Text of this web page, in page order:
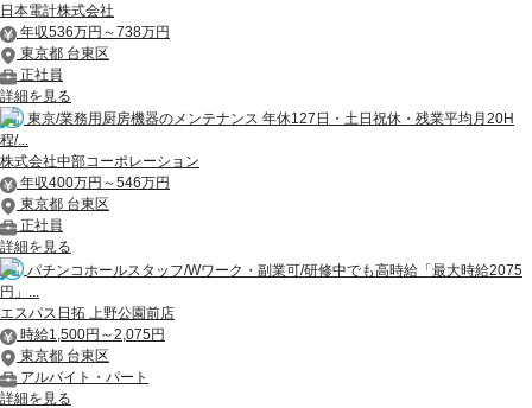
日本電計株式会社
年収536万円～738万円
東京都 台東区
正社員
詳細を見る
東京/業務用厨房機器のメンテナンス 年休127日・土日祝休・残業平均月20H
程/...
株式会社中部コーポレーション
年収400万円～546万円
東京都 台東区
正社員
詳細を見る
パチンコホールスタッフ/Wワーク・副業可/研修中でも高時給「最大時給2075
円」...
エスパス日拓 上野公園前店
時給1,500円～2,075円
東京都 台東区
アルバイト・パート
詳細を見る